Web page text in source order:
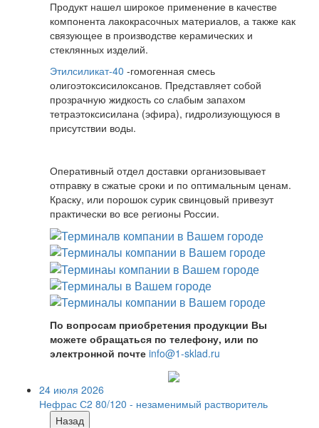
Продукт нашел широкое применение в качестве
компонента лакокрасочных материалов, а также как
связующее в производстве керамических и
стеклянных изделий.
Этилсиликат-40 -гомогенная смесь
олигоэтоксисилоксанов. Представляет собой
прозрачную жидкость со слабым запахом
тетраэтоксисилана (эфира), гидролизующуюся в
присутствии воды.
Оперативный отдел доставки организовывает
отправку в сжатые сроки и по оптимальным ценам.
Краску, или порошок сурик свинцовый привезут
практически во все регионы России.
По вопросам приобретения продукции Вы
можете обращаться по телефону, или по
электронной почте info@1-sklad.ru
24 июля 2026
Нефрас С2 80/120 - незаменимый растворитель
Назад